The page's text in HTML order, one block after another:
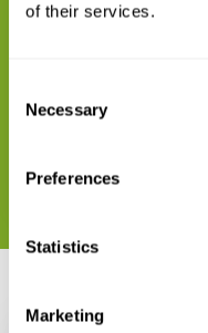
of their services.
Selection
Necessary
Preferences
Statistics
Marketing